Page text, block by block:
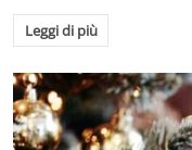
Leggi di più